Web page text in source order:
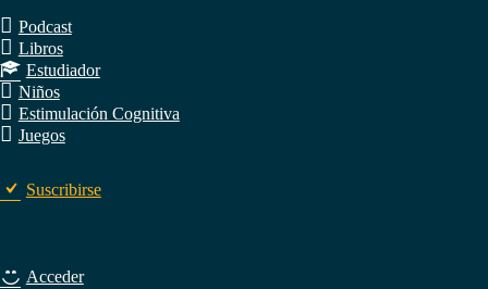
Podcast
Libros
Estudiador
Niños
Estimulación Cognitiva
Juegos
Suscribirse
Acceder